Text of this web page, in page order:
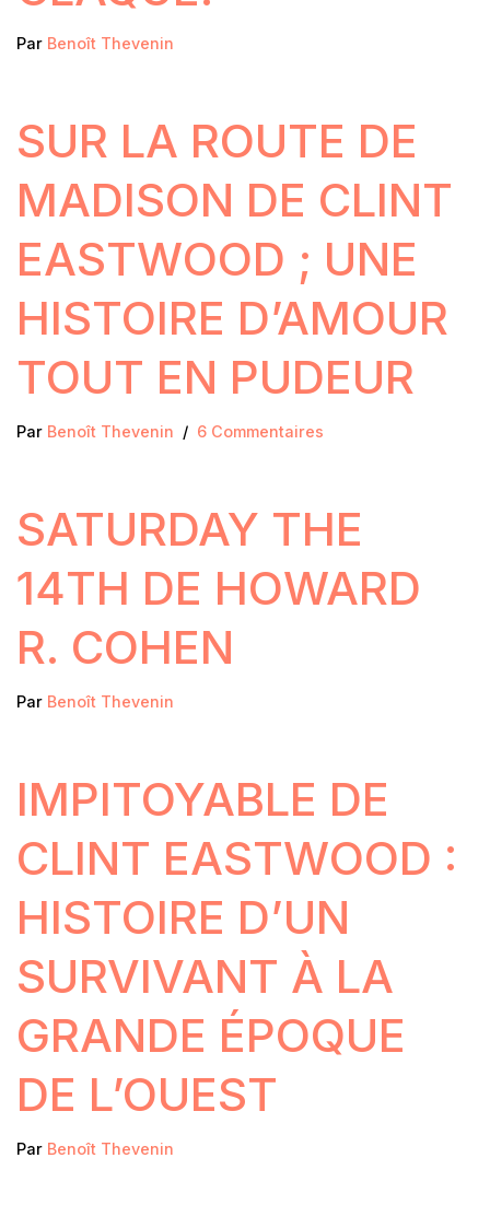
Par Benoît Thevenin
SUR LA ROUTE DE
MADISON DE CLINT
EASTWOOD ; UNE
HISTOIRE D’AMOUR
TOUT EN PUDEUR
Par Benoît Thevenin 6 Commentaires
SATURDAY THE
14TH DE HOWARD
R. COHEN
Par Benoît Thevenin
IMPITOYABLE DE
CLINT EASTWOOD :
HISTOIRE D’UN
SURVIVANT À LA
GRANDE ÉPOQUE
DE L’OUEST
Par Benoît Thevenin